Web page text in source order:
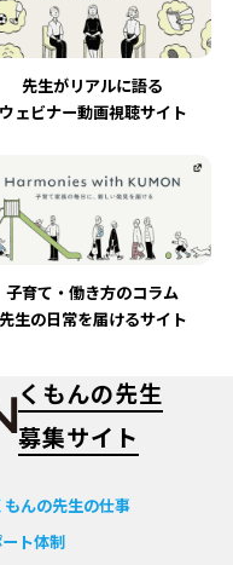
先生がリアルに語る
ウェビナー動画視聴サイト
子育て・働き方のコラム
先生の日常を届けるサイト
くもんの先生
募集サイト
もんの先生の仕事
ト体制